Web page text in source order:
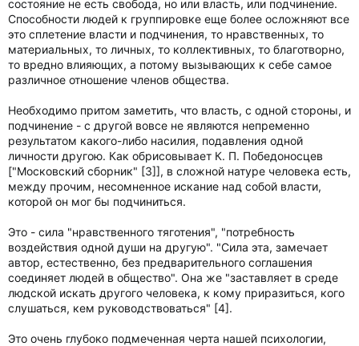
состояние не есть свобода, но или власть, или подчинение.
Способности людей к группировке еще более осложняют все
это сплетение власти и подчинения, то нравственных, то
материальных, то личных, то коллективных, то благотворно,
то вредно влияющих, а потому вызывающих к себе самое
различное отношение членов общества.
Необходимо притом заметить, что власть, с одной стороны, и
подчинение - с другой вовсе не являются непременно
результатом какого-либо насилия, подавления одной
личности другою. Как обрисовывает К. П. Победоносцев
["Московский сборник" [3]], в сложной натуре человека есть,
между прочим, несомненное искание над собой власти,
которой он мог бы подчиниться.
Это - сила "нравственного тяготения", "потребность
воздействия одной души на другую". "Сила эта, замечает
автор, естественно, без предварительного соглашения
соединяет людей в общество". Она же "заставляет в среде
людской искать другого человека, к кому приразиться, кого
слушаться, кем руководствоваться" [4].
Это очень глубоко подмеченная черта нашей психологии,